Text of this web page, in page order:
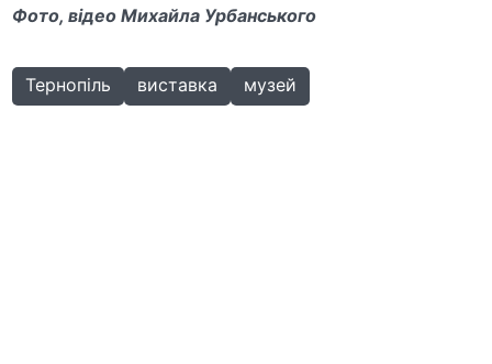
Фото, відео Михайла Урбанського
Тернопіль виставка музей